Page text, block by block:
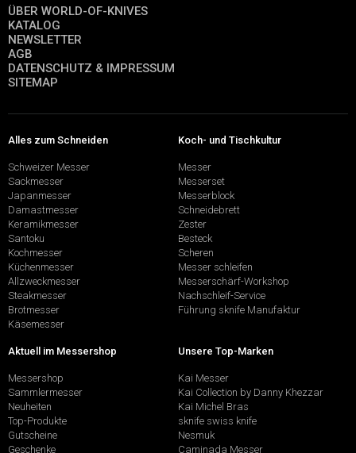
ÜBER WORLD-OF-KNIVES
KATALOG
NEWSLETTER
AGB
DATENSCHUTZ & IMPRESSUM
SITEMAP
Alles zum Schneiden
Schweizer Messer
Sackmesser
Japanmesser
Damastmesser
Keramikmesser
Santoku
Kochmesser
Küchenmesser
Allzweckmesser
Steakmesser
Brotmesser
Käsemesser
Koch- und Tischkultur
Messer
Messerset
Messerblock
Schneidebrett
Zester
Besteck
Scheren
Messer schleifen
Messerschärf-Workshop
Nachschleif-Service
Führung sknife Manufaktur
Aktuell im Messershop
Messershop
Sammlermesser
Neuheiten
Top-Produkte
Gutscheine
Geschenke
Unsere Top-Marken
Kai Messer
Kai Collection by Danny Khezzar
Kai Michel Bras
sknife swiss knife
Nesmuk
Caminada Messer